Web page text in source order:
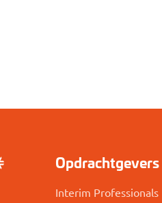
Opdrachtgevers
Interim Professionals